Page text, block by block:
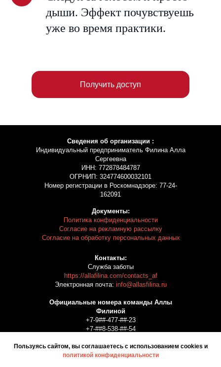
дыши. Эффект почувствуешь
уже во время практики.
Получить доступ
Пользуясь сайтом, вы соглашаетесь с использованием cookies и
политикой конфиденциальности
Контакты:
Служба заботы
https://allafilina.com/contacts_af
Электронная почта: info@allasfilina.ru
Официальные номера команды Аллы
Филиной
+7-9##-477-##-23
+7-##8-538-##-54
+7-##5-674-##-39
+7-9##-454-##-32
Сведения об организации :
Индивидуальный предприниматель Филина Алла
Сергеевна
ИНН: 772878484787
ОГРНИП: 324774600032101
Номер регистрации в Роскомнадзоре: 77-24-
162091
Документы:
Политика конфиденциальности
Согласие на рекламную рассылку
Согласие на обработку персональных данных